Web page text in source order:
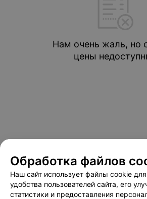
Нам очень жаль, но
цены
Обработка файлов
Наш сайт использует файлы cookie
удобства пользователей сайта, его
статистики и предоставления